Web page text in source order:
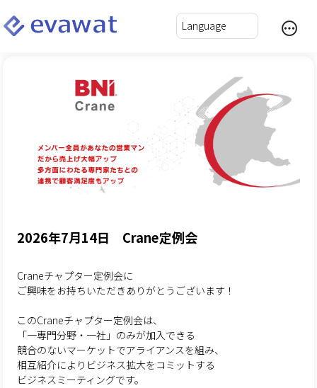
2026年7月14日 Crane定例会
Craneチャプター定例会に
ご興味をお持ちいただきありがとうございます！
このCraneチャプター定例会は、
「一専門分野・一社」のみが加入できる
競合のないマーケットでアライアンスを組み、
相互紹介によりビジネス拡大をコミットする
ビジネスミーティングです。